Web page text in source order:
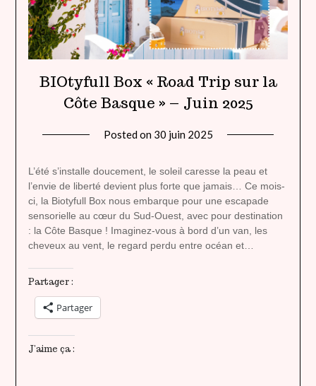
BIOtyfull Box « Road Trip sur la
Côte Basque » – Juin 2025
Posted on 30 juin 2025
heavenly
L’été s’installe doucement, le soleil caresse la peau et
l’envie de liberté devient plus forte que jamais… Ce mois-
ci, la Biotyfull Box nous embarque pour une escapade
sensorielle au cœur du Sud-Ouest, avec pour destination
: la Côte Basque ! Imaginez-vous à bord d’un van, les
cheveux au vent, le regard perdu entre océan et…
Partager :
Partager
J’aime ça :